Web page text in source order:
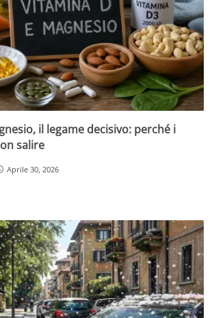
il legame decisivo: perché i
salire
Aprile 30, 2026